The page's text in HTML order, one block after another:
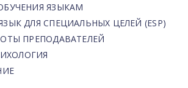
ЯЗЫКАМ
ДЛЯ СПЕЦИАЛЬНЫХ ЦЕЛЕЙ (ESP)
ПРЕПОДАВАТЕЛЕЙ